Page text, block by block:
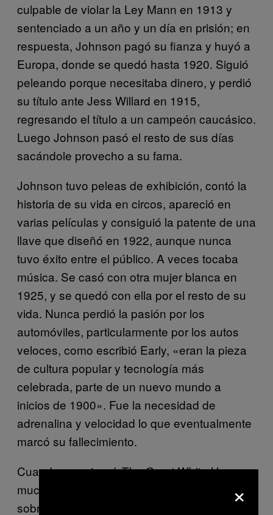
culpable de violar la Ley Mann en 1913 y
sentenciado a un año y un día en prisión; en
respuesta, Johnson pagó su fianza y huyó a
Europa, donde se quedó hasta 1920. Siguió
peleando porque necesitaba dinero, y perdió
su título ante Jess Willard en 1915,
regresando el título a un campeón caucásico.
Luego Johnson pasó el resto de sus días
sacándole provecho a su fama.
Johnson tuvo peleas de exhibición, contó la
historia de su vida en circos, apareció en
varias películas y consiguió la patente de una
llave que diseñó en 1922, aunque nunca
tuvo éxito entre el público. A veces tocaba
música. Se casó con otra mujer blanca en
1925, y se quedó con ella por el resto de su
vida. Nunca perdió la pasión por los
automóviles, particularmente por los autos
veloces, como escribió Early, «eran la pieza
de cultura popular y tecnología más
celebrada, parte de un nuevo mundo a
inicios de 1900». Fue la necesidad de
adrenalina y velocidad lo que eventualmente
marcó su fallecimiento.
Cuando se estrenóThe Great White Hope,
muchos pensaron que era una metáfora
sobre la vida de Ali. Y en muchas maneras,×